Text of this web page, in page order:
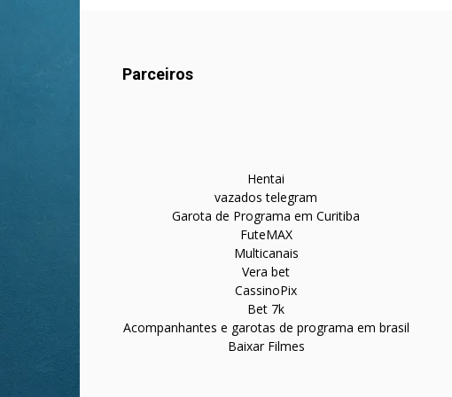
Parceiros
Hentai
vazados telegram
Garota de Programa em Curitiba
FuteMAX
Multicanais
Vera bet
CassinoPix
Bet 7k
Acompanhantes e garotas de programa em brasil
Baixar Filmes